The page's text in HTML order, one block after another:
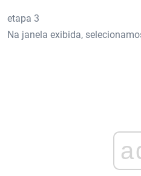
etapa 3
Na janela exibida,